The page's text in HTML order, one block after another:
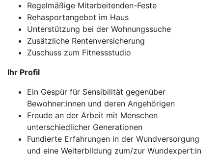
Regelmäßige Mitarbeitenden-Feste
Rehasportangebot im Haus
Unterstützung bei der Wohnungssuche
Zusätzliche Rentenversicherung
Zuschuss zum Fitnessstudio
Ihr Profil
Ein Gespür für Sensibilität gegenüber
Bewohner:innen und deren Angehörigen
Freude an der Arbeit mit Menschen
unterschiedlicher Generationen
Fundierte Erfahrungen in der Wundversorgung
und eine Weiterbildung zum/zur Wundexpert:in